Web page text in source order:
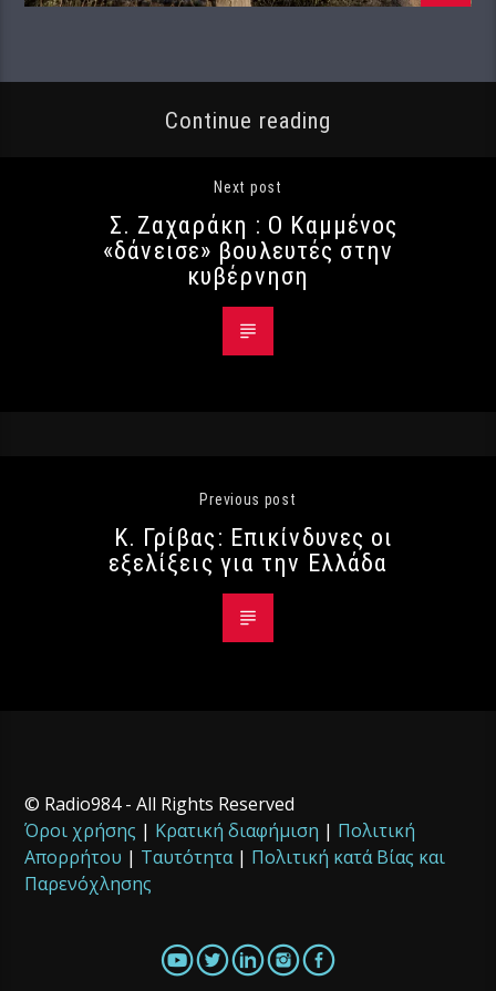
Continue reading
Next post
Σ. Ζαχαράκη : Ο Καμμένος
«δάνεισε» βουλευτές στην
κυβέρνηση
Previous post
Κ. Γρίβας: Επικίνδυνες οι
εξελίξεις για την Ελλάδα
© Radio984 - All Rights Reserved
Όροι χρήσης | Κρατική διαφήμιση | Πολιτική
Απορρήτου | Ταυτότητα| Πολιτική κατά Βίας και
Παρενόχλησης